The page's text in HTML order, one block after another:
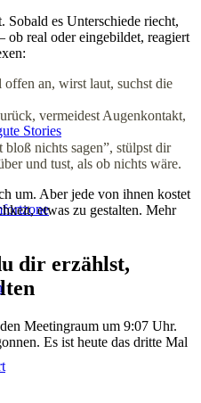
Stories
es Unterschiede riecht,
ob real oder eingebildet, reagiert
an, wirst laut, suchst die
vermeidest Augenkontakt,
bloß nichts sagen”, stülpst dir
und tust, als ob nichts wäre.
um. Aber jede von ihnen kostet
etwas zu gestalten. Mehr
dir erzählst,
Meetingraum um 9:07 Uhr.
Es ist heute das dritte Mal